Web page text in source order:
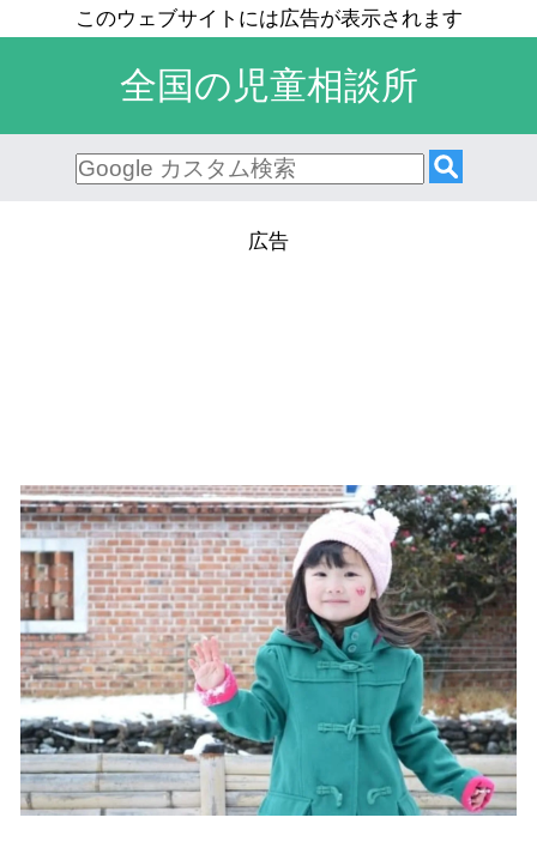
全国の児童相談所